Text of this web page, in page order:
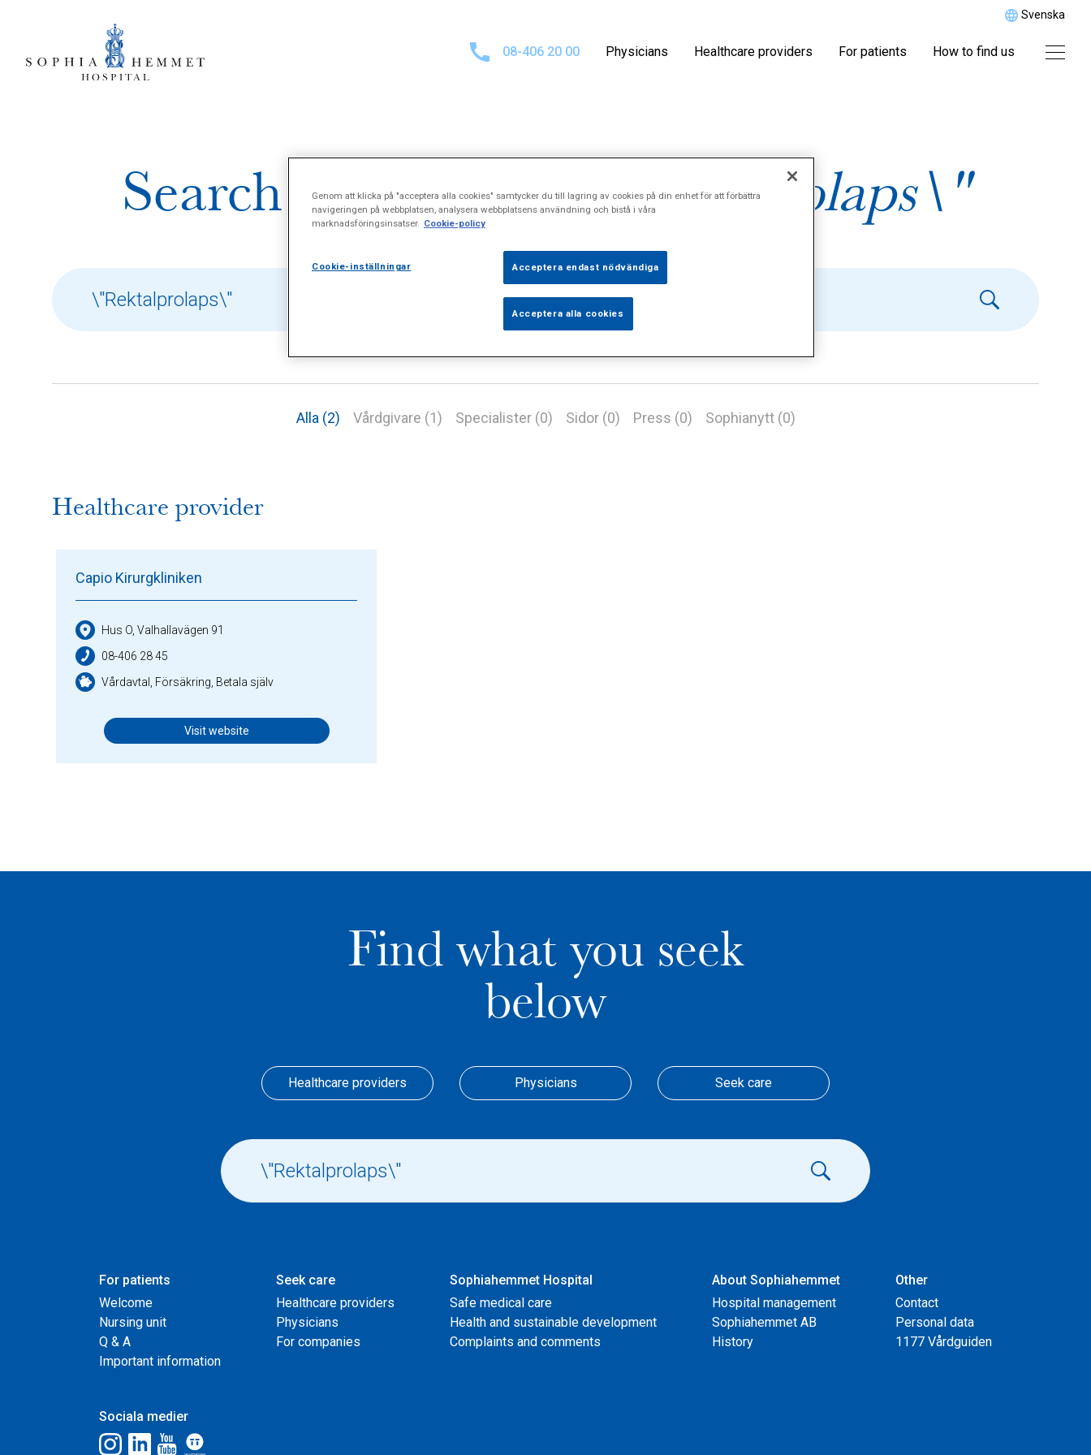
Svenska
08-406 20 00 Physicians Healthcare providers For patients How to find us
Search results for\"Rektalprolaps\"
Alla (2) Vårdgivare (1) Specialister (0) Sidor (0) Press (0) Sophianytt (0)
Healthcare provider
Capio Kirurgkliniken
Hus O, Valhallavägen 91
08-406 28 45
Vårdavtal, Försäkring, Betala själv
Visit website
Find what you seek
below
Healthcare providers Physicians Seek care
For patients
Welcome
Nursing unit
Q & A
Important information
Seek care
Healthcare providers
Physicians
For companies
Sophiahemmet Hospital
Safe medical care
Health and sustainable development
Complaints and comments
About Sophiahemmet
Hospital management
Sophiahemmet AB
History
Other
Contact
Personal data
1177 Vårdguiden
Sociala medier
Genom att klicka på "acceptera alla cookies" samtycker du till lagring av cookies på din enhet för att förbättra
navigeringen på webbplatsen, analysera webbplatsens användning och bistå i våra
marknadsföringsinsatser. Cookie-policy
Cookie-inställningar Acceptera endast nödvändiga
Acceptera alla cookies